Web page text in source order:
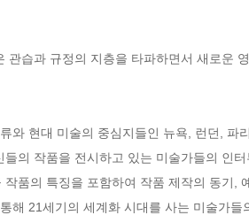
관습과 규정의 지층을 타파하면서 새로운
와 현대 미술의 중심지들인 뉴욕, 런던,
들의 작품을 전시하고 있는 미술가들의 인
작품의 특징을 포함하여 작품 제작의 동기,
해 21세기의 세계화 시대를 사는 미술가